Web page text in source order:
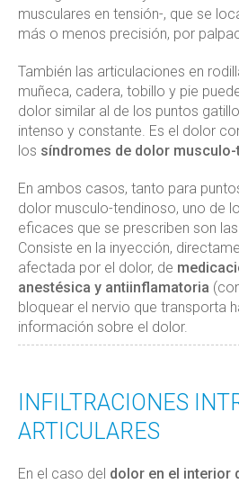
musculares en tensión-, que se
más o menos precisión, por
También las articulaciones en
muñeca, cadera, tobillo y pie
dolor similar al de los puntos
intenso y constante. Es el dolor
los síndromes de dolor
En ambos casos, tanto para
dolor musculo-tendinoso, uno de
eficaces que se prescriben son las
Consiste en la inyección,
afectada por el dolor, de
anestésica y antiinflamatoria
bloquear el nervio que transporta
información sobre el dolor.
INFILTRACIONES
ARTICULARES
En el caso del dolor en el interior